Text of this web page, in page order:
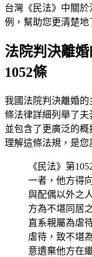
台灣《民法》中關
例，幫助您更清楚地
法院判決離
1052條
我國法院判決離婚的
條法律詳細列舉了夫
並包含了更廣泛的概
理解這條法規，是您
《民法》第
一者，他方得
與配偶以外之
方為不堪同居
直系親屬為虐
虐待，致不堪
意遺棄他方在